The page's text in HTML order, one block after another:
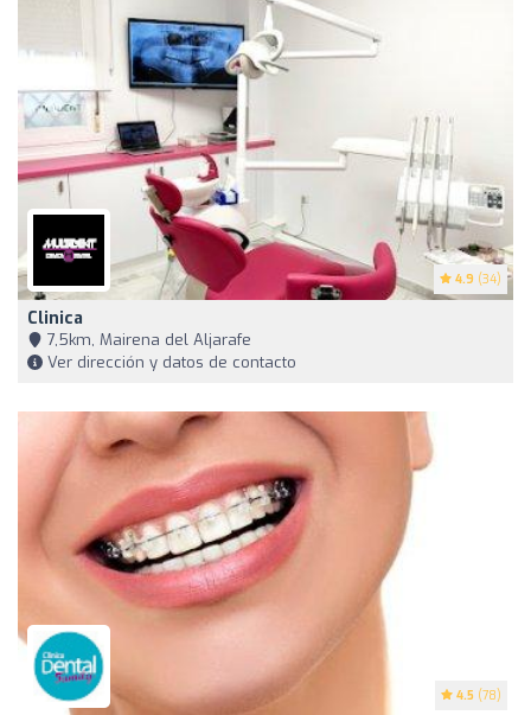
4.9 (34)
Clinica
7,5km, Mairena del Aljarafe
Ver dirección y datos de contacto
4.5 (78)